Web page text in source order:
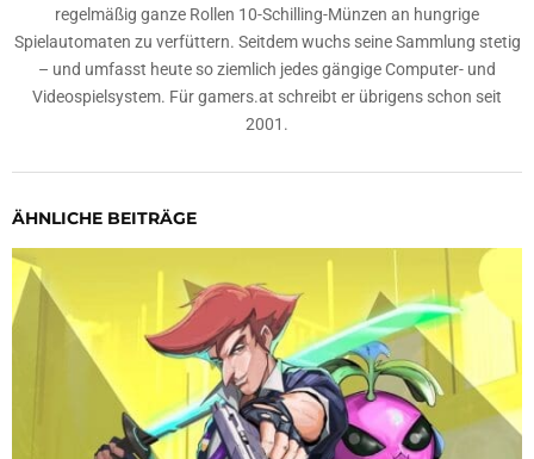
regelmäßig ganze Rollen 10-Schilling-Münzen an hungrige
Spielautomaten zu verfüttern. Seitdem wuchs seine Sammlung stetig
– und umfasst heute so ziemlich jedes gängige Computer- und
Videospielsystem. Für gamers.at schreibt er übrigens schon seit
2001.
ÄHNLICHE BEITRÄGE